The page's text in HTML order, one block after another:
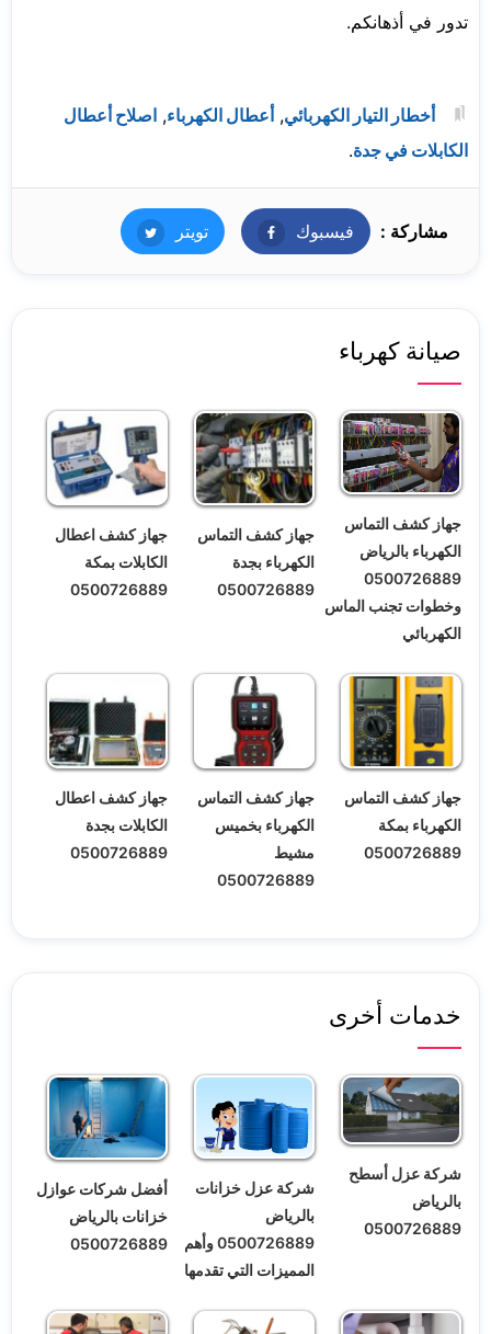
تدور في أذهانكم.
أخطار التيار الكهربائي, أعطال الكهرباء, اصلاح أعطال
الكابلات في جدة.
مشاركة : فيسبوك فيسبوكتويتر تويتر
صيانة كهرباء
جهاز كشف التماس
الكهرباء بالرياض
0500726889
وخطوات تجنب الماس
الكهربائي
جهاز كشف التماس
الكهرباء بجدة
0500726889
جهاز كشف اعطال
الكابلات بمكة
0500726889
جهاز كشف التماس
الكهرباء بمكة
0500726889
جهاز كشف التماس
الكهرباء بخميس
مشيط
0500726889
جهاز كشف اعطال
الكابلات بجدة
0500726889
خدمات أخرى
شركة عزل أسطح
بالرياض
0500726889
شركة عزل خزانات
بالرياض
0500726889 وأهم
المميزات التي تقدمها
أفضل شركات عوازل
خزانات بالرياض
0500726889